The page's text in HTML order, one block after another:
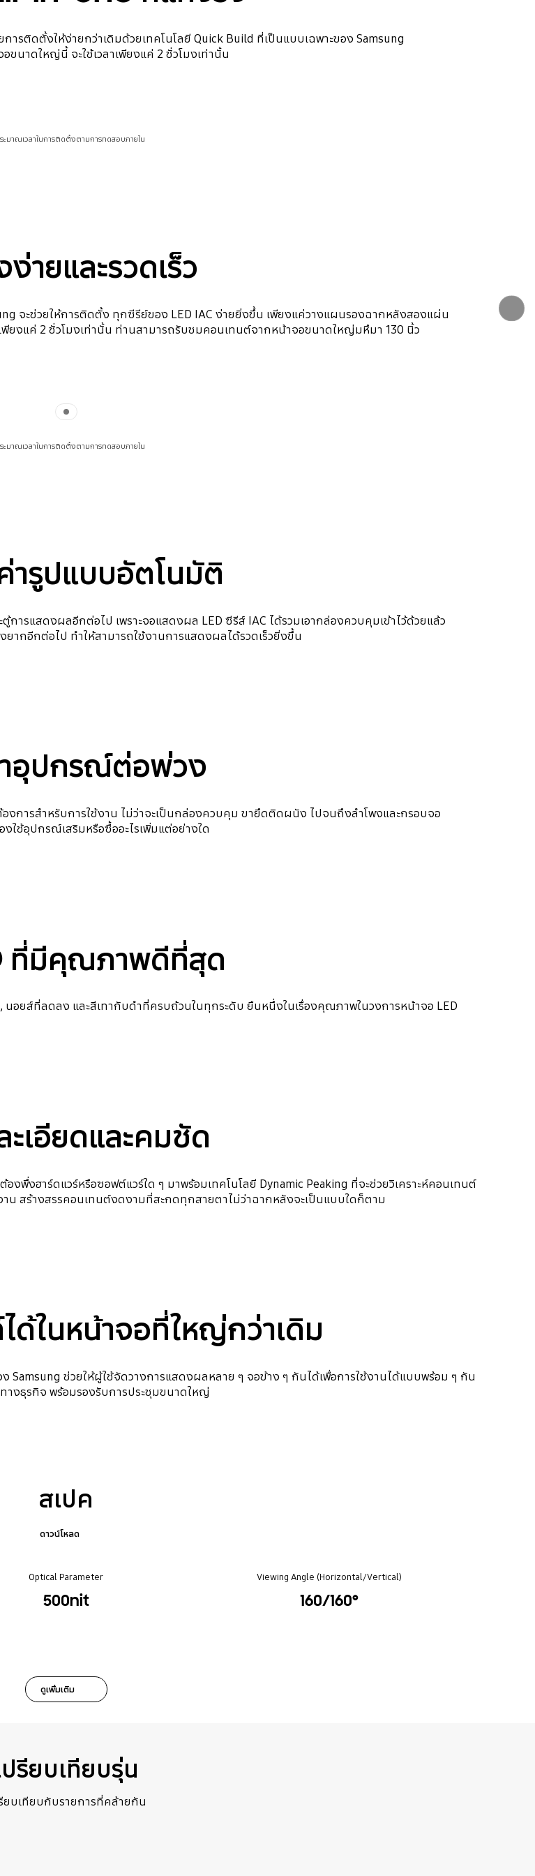
ติดตั้งให้ง่ายกว่าเดิมด้วยเทคโนโลยี Quick Build ที่เป็นแบบเฉพาะของ Samsung
ขนาดใหญ่นี้ จะใช้เวลาเพียงแค่ 2 ชั่วโมงเท่านั้น
ะมาณเวลาในการติดตั้งตามการทดสอบภายใน
ายและรวดเร็ว
จะช่วยให้การติดตั้ง ทุกซีรีย์ของ LED IAC ง่ายยิ่งขึ้น เพียงแค่วางแผนรองฉากหลังสองแผ่น
พียงแค่ 2 ชั่วโมงเท่านั้น ท่านสามารถรับชมคอนเทนต์จากหน้าจอขนาดใหญ่มหึมา 130 นิ้ว
ะมาณเวลาในการติดตั้งตามการทดสอบภายใน
ารูปแบบอัตโนมัติ
ารแสดงผลอีกต่อไป เพราะจอแสดงผล LED ซีรีส์ IAC ได้รวมเอากล่องควบคุมเข้าไว้ด้วยแล้ว
ากอีกต่อไป ทำให้สามารถใช้งานการแสดงผลได้รวดเร็วยิ่งขึ้น
อุปกรณ์ต่อพ่วง
ารสำหรับการใช้งาน ไม่ว่าจะเป็นกล่องควบคุม ขายึดติดผนัง ไปจนถึงลำโพงและกรอบจอ
งใช้อุปกรณ์เสริมหรือซื้ออะไรเพิ่มแต่อย่างใด
ที่มีคุณภาพดีที่สุด
อยส์ที่ลดลง และสีเทากับดำที่ครบถ้วนในทุกระดับ ยืนหนึ่งในเรื่องคุณภาพในวงการหน้าจอ LED
เอียดและคมชัด
พึ่งฮาร์ดแวร์หรือซอฟต์แวร์ใด ๆ มาพร้อมเทคโนโลยี Dynamic Peaking ที่จะช่วยวิเคราะห์คอนเทนต์
น สร้างสรรคอนเทนต์งดงามที่สะกดทุกสายตาไม่ว่าฉากหลังจะเป็นแบบใดก็ตาม
ด้ในหน้าจอที่ใหญ่กว่าเดิม
ช่วยให้ผู้ใช้จัดวางการแสดงผลหลาย ๆ จอข้าง ๆ กันได้เพื่อการใช้งานได้แบบพร้อม ๆ กัน
งธุรกิจ พร้อมรองรับการประชุมขนาดใหญ่
สเปค
ดาวน์โหลด
Optical Parameter
500nit
Viewing Angle (Horizontal/Vertical)
160/160°
ดูเพิ่มเติม
ปรียบเทียบรุ่น
ยบเทียบกับรายการที่คล้ายกัน